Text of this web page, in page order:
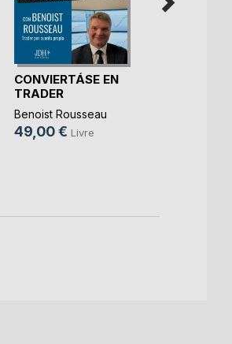
CONVIERTÁSE EN
TRADER
PROFESIONAL
Benoist Rousseau
49,00 € Livre